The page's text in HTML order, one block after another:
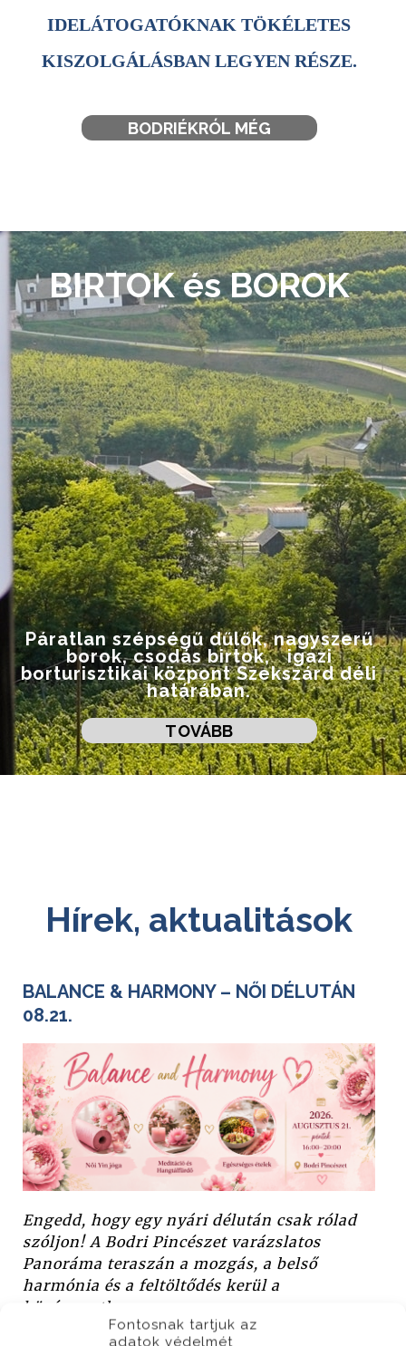
Fontosnak tartjuk az
adatok védelmét
IDELÁTOGATÓKNAK TÖKÉLETES
KISZOLGÁLÁSBAN LEGYEN RÉSZE.
BODRIÉKRÓL MÉG
BIRTOK és BOROK
Páratlan szépségű dűlők, nagyszerű
borok, csodás birtok, igazi
borturisztikai központ Szekszárd déli
határában.
TOVÁBB
Hírek, aktualitások
rólad
MUNKÁT KERESEL? MI MEG TÉGED.
Optimus éttermünkbe a Csapat bővítésre
keresünk tapasztalattal rendelkező
SÉFHELYETTEST, SZAKÁCSOT és
FELSZOLGÁLÓT, akár azonnali kezdéssel.